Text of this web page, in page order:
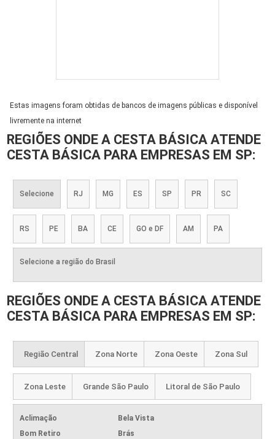
Estas imagens foram obtidas de bancos de imagens públicas e disponível
livremente na internet
REGIÕES ONDE A CESTA BÁSICA ATENDE
CESTA BÁSICA PARA EMPRESAS EM SP:
Selecione RJ MG ES SP PR SC
RS PE BA CE GO e DF AM PA
Selecione a região do Brasil
REGIÕES ONDE A CESTA BÁSICA ATENDE
CESTA BÁSICA PARA EMPRESAS EM SP:
Região Central Zona Norte Zona Oeste Zona Sul
Zona Leste Grande São Paulo Litoral de São Paulo
Aclimação
Bela Vista
Bom Retiro
Brás